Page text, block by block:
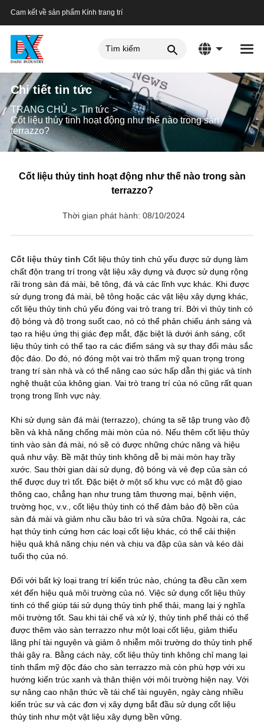
Cam kết về sản phẩm Kính trang trí
Chi tiết tin tức
TRANG CHỦ
Tin tức
Cốt liệu thủy tinh hoạt động như thế nào trong sàn
terrazzo?
Cốt liệu thủy tinh hoạt động như thế nào trong sàn
terrazzo?
Thời gian phát hành: 08/10/2024
Cốt liệu thủy tinh Cốt liệu thủy tinh chủ yếu được sử dụng làm
chất độn trang trí trong vật liệu xây dựng và được sử dụng rộng
rãi trong sàn đá mài, bê tông, đá và các lĩnh vực khác. Khi được
sử dụng trong đá mài, bê tông hoặc các vật liệu xây dựng khác,
cốt liệu thủy tinh chủ yếu đóng vai trò trang trí. Bởi vì thủy tinh có
độ bóng và độ trong suốt cao, nó có thể phản chiếu ánh sáng và
tạo ra hiệu ứng thị giác đẹp mắt, đặc biệt là dưới ánh sáng, cốt
liệu thủy tinh có thể tạo ra các điểm sáng và sự thay đổi màu sắc
độc đáo. Do đó, nó đóng một vai trò thẩm mỹ quan trọng trong
trang trí sàn nhà và có thể nâng cao sức hấp dẫn thị giác và tính
nghệ thuật của không gian. Vai trò trang trí của nó cũng rất quan
trọng trong lĩnh vực này.
Khi sử dụng sàn đá mài (terrazzo), chúng ta sẽ tập trung vào độ
bền và khả năng chống mài mòn của nó. Nếu thêm cốt liệu thủy
tinh vào sàn đá mài, nó sẽ có được những chức năng và hiệu
quả như vậy. Bề mặt thủy tinh không dễ bị mài mòn hay trầy
xước. Sau thời gian dài sử dụng, độ bóng và vẻ đẹp của sàn có
thể được duy trì tốt. Đặc biệt ở một số khu vực có mật độ giao
thông cao, chẳng hạn như trung tâm thương mại, bệnh viện,
trường học, v.v., cốt liệu thủy tinh có thể đảm bảo độ bền của
sàn đá mài và giảm nhu cầu bảo trì và sửa chữa. Ngoài ra, các
hạt thủy tinh cứng hơn các loại cốt liệu khác, có thể cải thiện
hiệu quả khả năng chịu nén và chịu va đập của sàn và kéo dài
tuổi thọ của nó.
Đối với bất kỳ loại trang trí kiến trúc nào, chúng ta đều cần xem
xét đến hiệu quả môi trường của nó. Việc sử dụng cốt liệu thủy
tinh có thể giúp tái sử dụng thủy tinh phế thải, mang lại ý nghĩa
môi trường tốt. Sau khi tái chế và xử lý, thủy tinh phế thải có thể
được thêm vào sàn terrazzo như một loại cốt liệu, giảm thiểu
lãng phí tài nguyên và giảm ô nhiễm môi trường do thủy tinh phế
thải gây ra. Bằng cách này, cốt liệu thủy tinh không chỉ mang lại
tính thẩm mỹ độc đáo cho sàn terrazzo mà còn phù hợp với xu
hướng kiến trúc xanh và thân thiện với môi trường hiện nay. Với
sự nâng cao nhận thức về tái chế tài nguyên, ngày càng nhiều
kiến trúc sư và các đơn vị xây dựng bắt đầu sử dụng cốt liệu
thủy tinh như một vật liệu xây dựng bền vững.